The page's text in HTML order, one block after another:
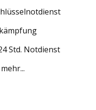
Std. Notdienst